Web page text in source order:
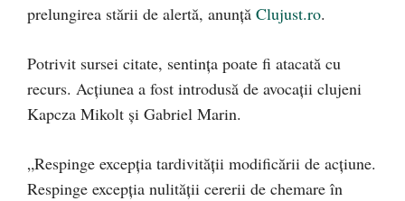
prelungirea stării de alertă, anunță Clujust.ro.
Potrivit sursei citate, sentința poate fi atacată cu
recurs. Acțiunea a fost introdusă de avocații clujeni
Kapcza Mikolt și Gabriel Marin.
„Respinge excepția tardivității modificării de acțiune.
Respinge excepția nulității cererii de chemare în